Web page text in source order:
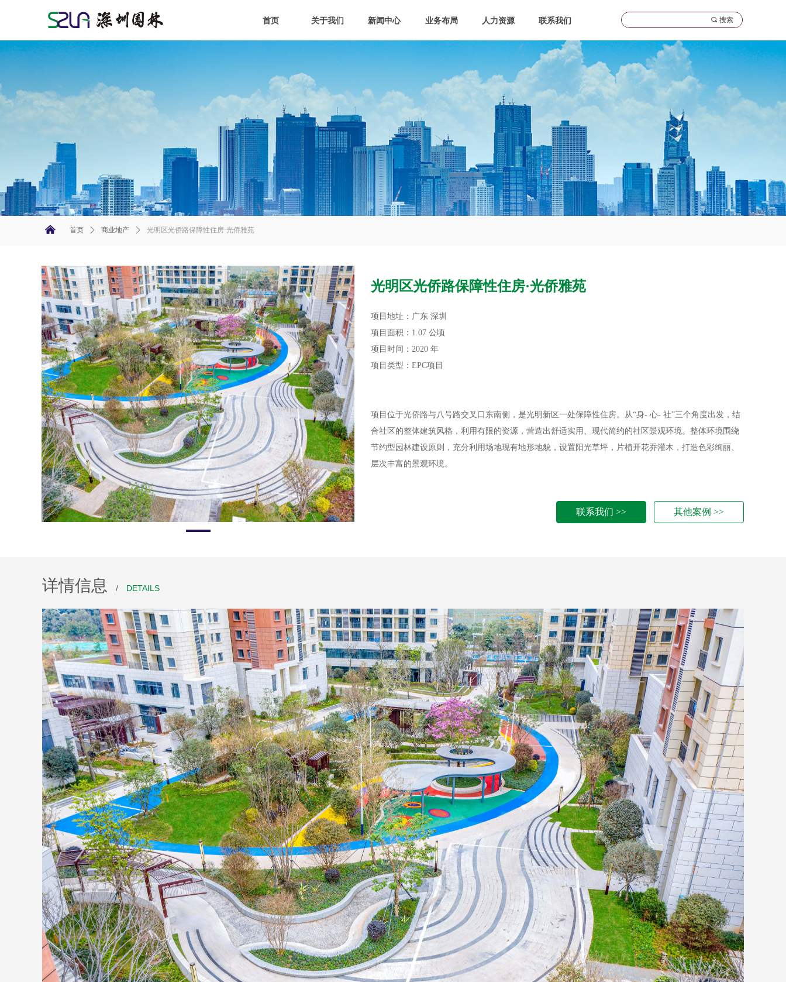
首页 关于我们 新闻中心 业务布局 人力资源 联系我们 끠 搜索
光明区光侨路保障性住房·光侨雅苑
项目地址：广东 深圳
项目面积：1.07 公顷
项目时间：2020 年
项目类型：EPC项目
项目位于光侨路与八号路交叉口东南侧，是光明新区一处保障性住房。从“身- 心- 社”三个角度出发，结
合社区的整体建筑风格，利用有限的资源，营造出舒适实用、现代简约的社区景观环境。整体环境围绕
节约型园林建设原则，充分利用场地现有地形地貌，设置阳光草坪，片植开花乔灌木，打造色彩绚丽、
层次丰富的景观环境。
联系我们 >> 其他案例 >>
낀 首页 ꄲ 商业地产 ꄲ 光明区光侨路保障性住房·光侨雅苑
详情信息 / DETAILS